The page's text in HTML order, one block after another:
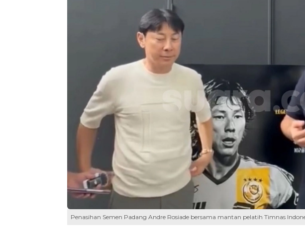
Penasihan Semen Padang Andre Rosiade bersama mantan pelatih Timnas